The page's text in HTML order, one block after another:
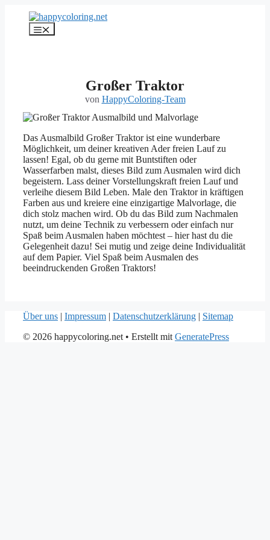
springen
Menü
Großer Traktor
von HappyColoring-Team
Das Ausmalbild Großer Traktor ist eine wunderbare
Möglichkeit, um deiner kreativen Ader freien Lauf zu
lassen! Egal, ob du gerne mit Buntstiften oder
Wasserfarben malst, dieses Bild zum Ausmalen wird dich
begeistern. Lass deiner Vorstellungskraft freien Lauf und
verleihe diesem Bild Leben. Male den Traktor in kräftigen
Farben aus und kreiere eine einzigartige Malvorlage, die
dich stolz machen wird. Ob du das Bild zum Nachmalen
nutzt, um deine Technik zu verbessern oder einfach nur
Spaß beim Ausmalen haben möchtest – hier hast du die
Gelegenheit dazu! Sei mutig und zeige deine Individualität
auf dem Papier. Viel Spaß beim Ausmalen des
beeindruckenden Großen Traktors!
Über uns | Impressum | Datenschutzerklärung | Sitemap
© 2026 happycoloring.net • Erstellt mit GeneratePress